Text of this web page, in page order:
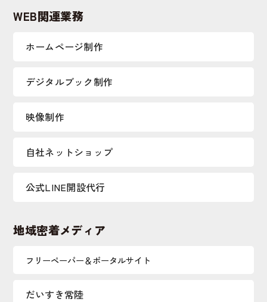
WEB関連業務
ホームページ制作
デジタルブック制作
映像制作
自社ネットショップ
公式LINE開設代行
地域密着メディア
フリーペーパー＆ポータルサイト
だいすき常陸